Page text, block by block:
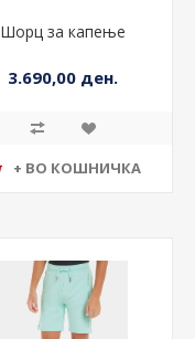
Шорц за капење
3.690,00 ден.
+ ВО КОШНИЧКА